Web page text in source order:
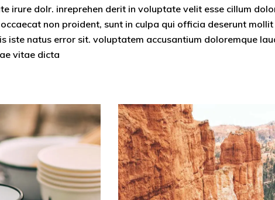
irure dolr. inreprehen derit in voluptate velit esse cillum
non proident, sunt in culpa qui officia deserunt
iste natus error sit. voluptatem accusantium doloremque
vitae dicta